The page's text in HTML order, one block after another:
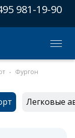
981-19-90
Фургон
Легковые